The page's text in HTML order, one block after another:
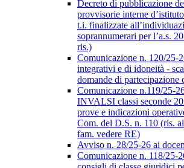
Decreto di pubblicazione
provvisorie interne
t.i. finalizzate
soprannumerari per l’a.s.
ris.)
Comunicazione n. 120/25-
integrativi e di idoneità -
domande di partecipazione
Comunicazione n.119/25-
INVALSI classi seconde
prove e indicazioni
Com. del D.S. n. 110 (ris.
fam. vedere RE)
Avviso n. 28/25-26 ai
Comunicazione n. 118/25-